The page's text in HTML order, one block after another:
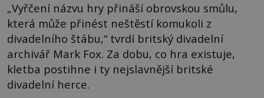
„Vyřčení názvu hry přináší obrovskou smůlu,
která může přinést neštěstí komukoli z
divadelního štábu,“ tvrdí britský divadelní
archivář Mark Fox. Za dobu, co hra existuje,
kletba postihne i ty nejslavnější britské
divadelní herce.